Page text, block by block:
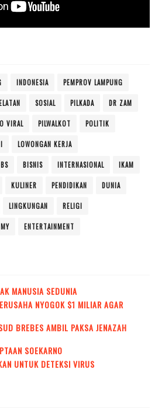
INDONESIA PEMPROV LAMPUNG
SOSIAL PILKADA DR ZAM
VIRAL PILWALKOT POLITIK
LOWONGAN KERJA
BISNIS INTERNASIONAL IKAM
KULINER PENDIDIKAN DUNIA
LINGKUNGAN RELIGI
ENTERTAINMENT
MANUSIA SEDUNIA
NYOGOK $1 MILIAR AGAR
BREBES AMBIL PAKSA JENAZAH
SOEKARNO
UNTUK DETEKSI VIRUS